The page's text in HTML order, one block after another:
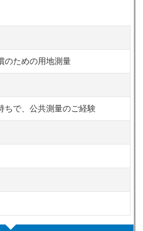
のための用地測量
ちで、公共測量のご経験